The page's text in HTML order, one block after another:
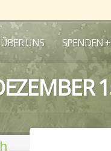
ÜBER UNS SPENDEN